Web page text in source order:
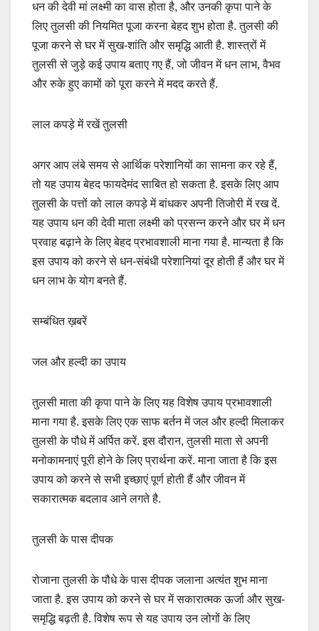
धन की देवी मां लक्ष्मी का वास होता है, और उनकी कृपा पाने के
लिए तुलसी की नियमित पूजा करना बेहद शुभ होता है. तुलसी की
पूजा करने से घर में सुख-शांति और समृद्धि आती है. शास्त्रों में
तुलसी से जुड़े कई उपाय बताए गए हैं, जो जीवन में धन लाभ, वैभव
और रुके हुए कामों को पूरा करने में मदद करते हैं.
लाल कपड़े में रखें तुलसी
अगर आप लंबे समय से आर्थिक परेशानियों का सामना कर रहे हैं,
तो यह उपाय बेहद फायदेमंद साबित हो सकता है. इसके लिए आप
तुलसी के पत्तों को लाल कपड़े में बांधकर अपनी तिजोरी में रख दें.
यह उपाय धन की देवी माता लक्ष्मी को प्रसन्न करने और घर में धन
प्रवाह बढ़ाने के लिए बेहद प्रभावशाली माना गया है. मान्यता है कि
इस उपाय को करने से धन-संबंधी परेशानियां दूर होती हैं और घर में
धन लाभ के योग बनते हैं.
सम्बंधित ख़बरें
जल और हल्दी का उपाय
तुलसी माता की कृपा पाने के लिए यह विशेष उपाय प्रभावशाली
माना गया है. इसके लिए एक साफ बर्तन में जल और हल्दी मिलाकर
तुलसी के पौधे में अर्पित करें. इस दौरान, तुलसी माता से अपनी
मनोकामनाएं पूरी होने के लिए प्रार्थना करें. माना जाता है कि इस
उपाय को करने से सभी इच्छाएं पूर्ण होती हैं और जीवन में
सकारात्मक बदलाव आने लगते है.
तुलसी के पास दीपक
रोजाना तुलसी के पौधे के पास दीपक जलाना अत्यंत शुभ माना
जाता है. इस उपाय को करने से घर में सकारात्मक ऊर्जा और सुख-
समृद्धि बढ़ती है. विशेष रूप से यह उपाय उन लोगों के लिए